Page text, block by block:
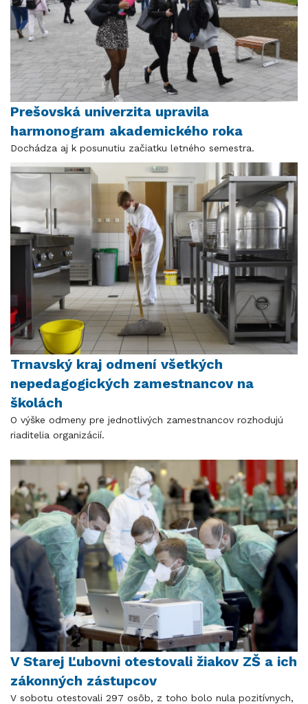
Prešovská univerzita upravila
harmonogram akademického roka
Dochádza aj k posunutiu začiatku letného semestra.
Trnavský kraj odmení všetkých
nepedagogických zamestnancov na
školách
O výške odmeny pre jednotlivých zamestnancov rozhodujú
riaditelia organizácií.
V Starej Ľubovni otestovali žiakov ZŠ a ich
zákonných zástupcov
V sobotu otestovali 297 osôb, z toho bolo nula pozitívnych,